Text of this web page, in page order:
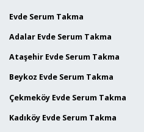
Evde Serum Takma
Adalar Evde Serum Takma
Ataşehir Evde Serum Takma
Beykoz Evde Serum Takma
Çekmeköy Evde Serum Takma
Kadıköy Evde Serum Takma